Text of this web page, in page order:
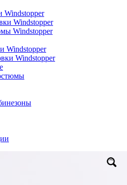
Windstopper
Windstopper
Windstopper
Windstopper
Windstopper